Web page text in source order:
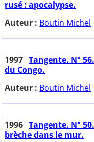
rusé : apocalypse.
Auteur : Boutin Michel
1997 Tangente. N°
du Congo.
Auteur : Boutin Michel
1996 Tangente. N°
brèche dans le mur.